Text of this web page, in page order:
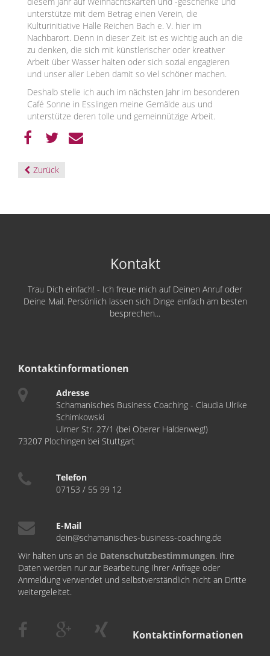
unterstütze mit dem Betrag einen Verein, die
Kulturinitiative Halle Reichen Bach e. V. hier im
Nachbarort. Denn in dieser Zeit ist es wichtig auch an die
zu denken, die sich mit künstlerischer oder kreativer
Arbeit über Wasser halten oder sich sozial engagieren
und unser aller Leben damit so viel schöner machen.
Deshalb stelle ich auch im nächsten Jahr im besonderen
Café Sonne in Esslingen meine Gemälde aus und
unterstütze deren tolle und gemeinnützige Arbeit.
Zurück
Kontakt
Trau Dich einfach! - Ich freue mich auf Deinen Anruf oder
Deine Mail. Persönlich lassen sich Dinge einfach am besten
besprechen...
Kontaktinformationen
Adresse
Schamanisches Business Coaching - Claudia Ulrike
Schimkowski
Ulmer Str. 27/1 (bei Oberer Haldenweg!)
73207 Plochingen bei Stuttgart
Telefon
07153 / 55 99 12
E-Mail
dein@schamanisches-business-coaching.de
Wir halten uns an die Datenschutzbestimmungen. Ihre
Daten werden nur zur Bearbeitung Ihrer Anfrage oder
Anmeldung verwendet und selbstverständlich nicht an Dritte
weitergeleitet.
Kontaktinformationen